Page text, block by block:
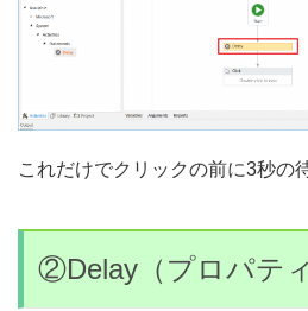
これだけでクリックの前に3秒の
②Delay（プロパティ